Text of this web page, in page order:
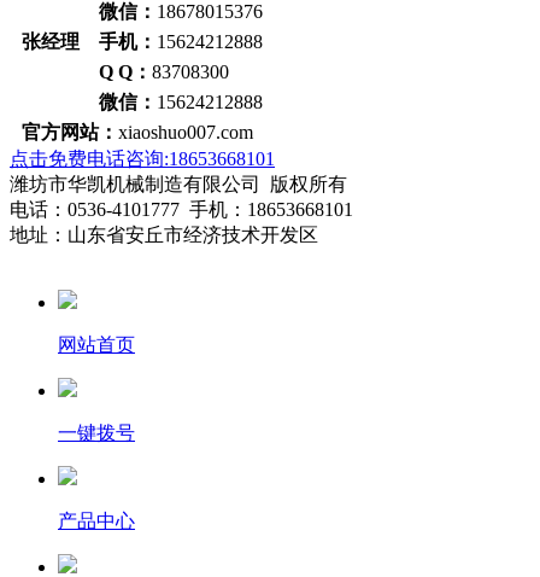
微信： 18678015376
张经理 手机： 15624212888
Q Q： 83708300
微信： 15624212888
官方网站： xiaoshuo007.com
点击免费电话咨询:18653668101
潍坊市华凯机械制造有限公司 版权所有
电话：0536-4101777 手机：18653668101
地址：山东省安丘市经济技术开发区
网站首页
一键拨号
产品中心